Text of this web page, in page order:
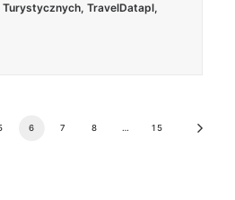
Turystycznych, TravelDatapl,
6 7 8 … 15